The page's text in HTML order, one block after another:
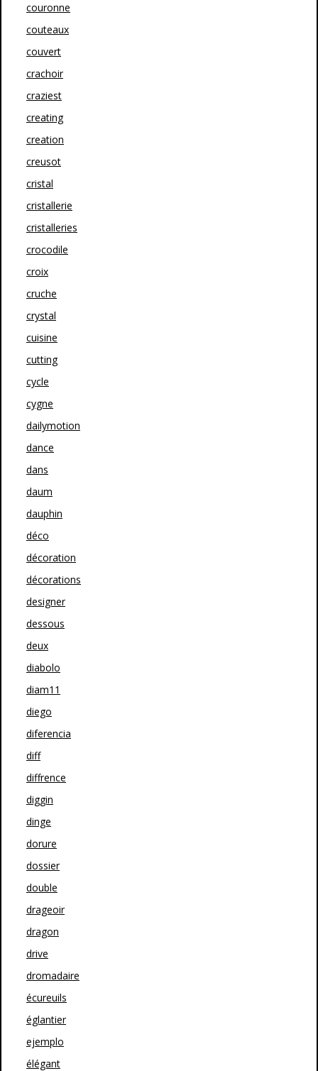
couronne
couteaux
couvert
crachoir
craziest
creating
creation
creusot
cristal
cristallerie
cristalleries
crocodile
croix
cruche
crystal
cuisine
cutting
cycle
cygne
dailymotion
dance
dans
daum
dauphin
déco
décoration
décorations
designer
dessous
deux
diabolo
diam11
diego
diferencia
diff
diffrence
diggin
dinge
dorure
dossier
double
drageoir
dragon
drive
dromadaire
écureuils
églantier
ejemplo
élégant